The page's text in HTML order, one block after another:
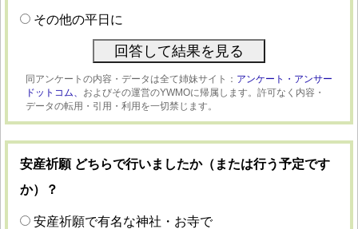
その他の平日に
同アンケートの内容・データは全て姉妹サイト： アンケート・アンサー
ドットコム、 およびその運営のYWMOに帰属します。許可なく内容・
データの転用・引用・利用を一切禁じます。
安産祈願 どちらで行いましたか（または行う予定です
か）？
安産祈願で有名な神社・お寺で